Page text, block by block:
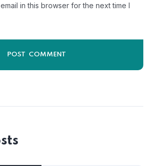
in this browser for the next time I